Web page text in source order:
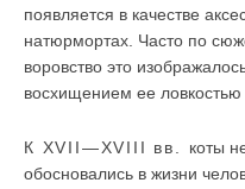
появляется в качестве
натюрмортах. Часто по
воровство это
восхищением ее ловкостью
К XVII—XVIII вв. коты
обосновались в жизни